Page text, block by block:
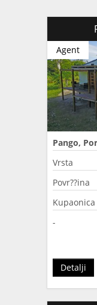
Agent
Pango,
Vrsta
Povr??ina
Kupaonica
-
Detalji